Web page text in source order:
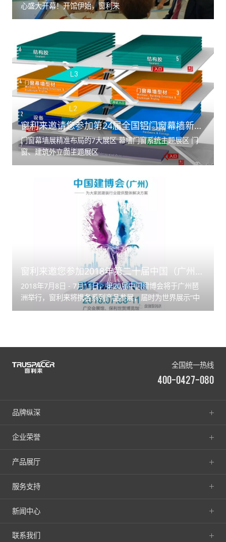
心盛大开幕！开馆伊始，窗利来
窗利来邀请您参加第24届全国铝门窗幕墙新品博览会
门窗幕墙展精准布局的7大展区 幕墙门窗系统主题展区 门
窗、建筑外立面主题展区
窗利来邀您参加2018年第二十届中国（广州）国际建筑装饰博览
2018年7月8日 - 7月11日，第20届中国建博会将于广州琶
洲举行，窗利来将携各系列产品参展，届时为世界展示“中
国智造”。
全国统一热线
400-0427-080
品牌纵深
企业荣誉
产品展厅
服务支持
新闻中心
联系我们